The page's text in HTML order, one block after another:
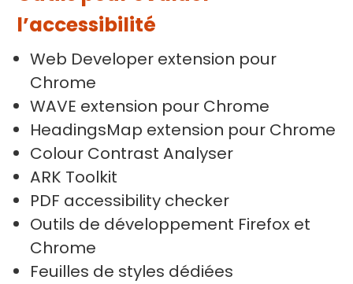
l’accessibilité
Web Developer extension pour
Chrome
WAVE extension pour Chrome
HeadingsMap extension pour Chrome
Colour Contrast Analyser
ARK Toolkit
PDF accessibility checker
Outils de développement Firefox et
Chrome
Feuilles de styles dédiées